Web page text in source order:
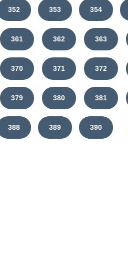
352 353 354
361 362 363
370 371 372
379 380 381
388 389 390